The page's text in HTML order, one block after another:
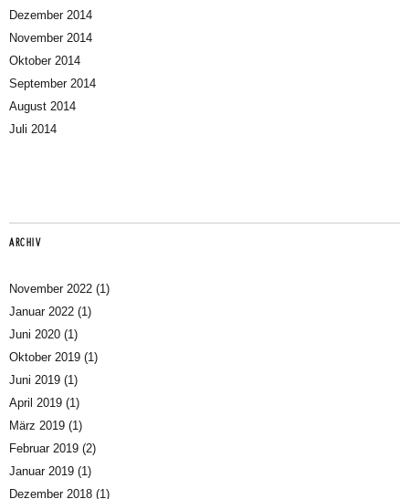
Dezember 2014
November 2014
Oktober 2014
September 2014
August 2014
Juli 2014
ARCHIV
November 2022 (1)
Januar 2022 (1)
Juni 2020 (1)
Oktober 2019 (1)
Juni 2019 (1)
April 2019 (1)
März 2019 (1)
Februar 2019 (2)
Januar 2019 (1)
Dezember 2018 (1)